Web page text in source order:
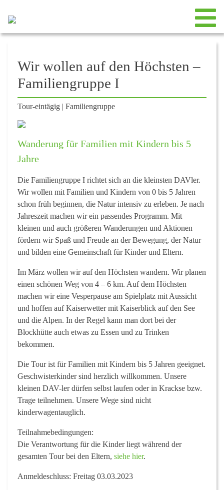
Wir wollen auf den Höchsten –
Familiengruppe I
Tour-eintägig | Familiengruppe
Wanderung für Familien mit Kindern bis 5
Jahre
Die Familiengruppe I richtet sich an die kleinsten DAVler.
Wir wollen mit Familien und Kindern von 0 bis 5 Jahren
schon früh beginnen, die Natur intensiv zu erleben. Je nach
Jahreszeit machen wir ein passendes Programm. Mit
kleinen und auch größeren Wanderungen und Aktionen
fördern wir Spaß und Freude an der Bewegung, der Natur
und bilden eine Gemeinschaft für Kinder und Eltern.
Im März wollen wir auf den Höchsten wandern. Wir planen
einen schönen Weg von 4 – 6 km. Auf dem Höchsten
machen wir eine Vesperpause am Spielplatz mit Aussicht
und hoffen auf Kaiserwetter mit Kaiserblick auf den See
und die Alpen. In der Regel kann man dort bei der
Blockhütte auch etwas zu Essen und zu Trinken
bekommen.
Die Tour ist für Familien mit Kindern bis 5 Jahren geeignet.
Geschwisterkinder sind herzlich willkommen. Unsere
kleinen DAV-ler dürfen selbst laufen oder in Krackse bzw.
Trage teilnehmen. Unsere Wege sind nicht
kinderwagentauglich.
Teilnahmebedingungen:
Die Verantwortung für die Kinder liegt während der
gesamten Tour bei den Eltern, siehe hier.
Anmeldeschluss: Freitag 03.03.2023